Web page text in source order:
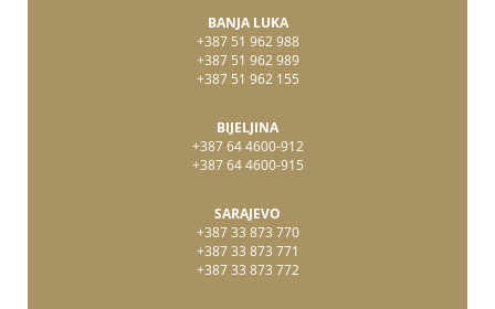
BANJA LUKA
+387 51 962 988
+387 51 962 989
+387 51 962 155
BIJELJINA
+387 64 4600-912
+387 64 4600-915
SARAJEVO
+387 33 873 770
+387 33 873 771
+387 33 873 772